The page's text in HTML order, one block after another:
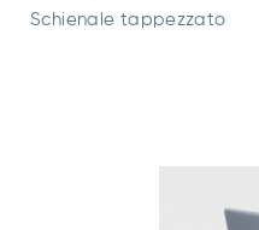
Schienale tappezzato